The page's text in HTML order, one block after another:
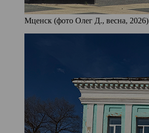
Мценск (фото Олег Д., весна, 2026)